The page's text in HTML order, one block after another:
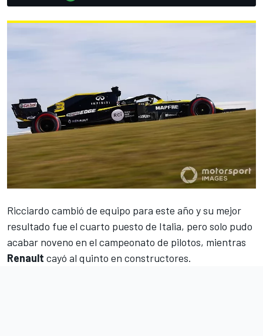
Ricciardo cambió de equipo para este año y su mejor
resultado fue el cuarto puesto de Italia, pero solo pudo
acabar noveno en el campeonato de pilotos, mientras
Renault cayó al quinto en constructores.